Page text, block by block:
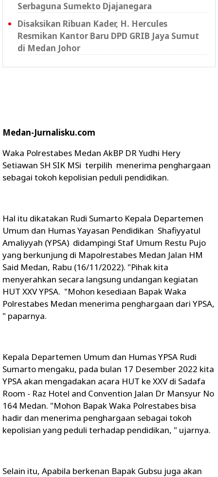
Serbaguna Sumekto Djajanegara
Disaksikan Ribuan Kader, H. Hercules
Resmikan Kantor Baru DPD GRIB Jaya Sumut
di Medan Johor
Medan-Jurnalisku.com
Waka Polrestabes Medan AkBP DR Yudhi Hery
Setiawan SH SIK MSi terpilih menerima penghargaan
sebagai tokoh kepolisian peduli pendidikan.
Hal itu dikatakan Rudi Sumarto Kepala Departemen
Umum dan Humas Yayasan Pendidikan Shafiyyatul
Amaliyyah (YPSA) didampingi Staf Umum Restu Pujo
yang berkunjung di Mapolrestabes Medan Jalan HM
Said Medan, Rabu (16/11/2022). "Pihak kita
menyerahkan secara langsung undangan kegiatan
HUT XXV YPSA. "Mohon kesediaan Bapak Waka
Polrestabes Medan menerima penghargaan dari YPSA,
" paparnya.
Kepala Departemen Umum dan Humas YPSA Rudi
Sumarto mengaku, pada bulan 17 Desember 2022 kita
YPSA akan mengadakan acara HUT ke XXV di Sadafa
Room - Raz Hotel and Convention Jalan Dr Mansyur No
164 Medan. "Mohon Bapak Waka Polrestabes bisa
hadir dan menerima penghargaan sebagai tokoh
kepolisian yang peduli terhadap pendidikan, " ujarnya.
Selain itu, Apabila berkenan Bapak Gubsu juga akan